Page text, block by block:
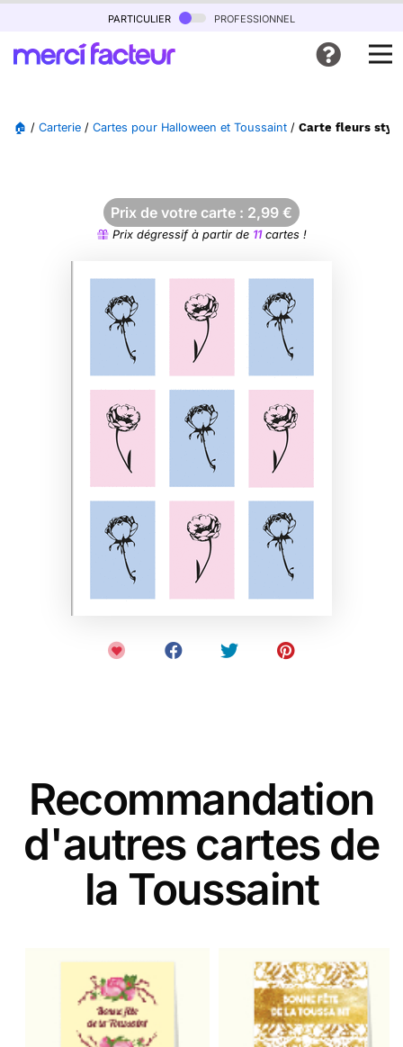
particulier professionnel
🏠 / Carterie / Cartes pour Halloween et Toussaint / Carte fleurs
Prix de votre carte : 2,99 €
Prix dégressif à partir de 11cartes !
Recommandation
d'autres cartes de
la Toussaint